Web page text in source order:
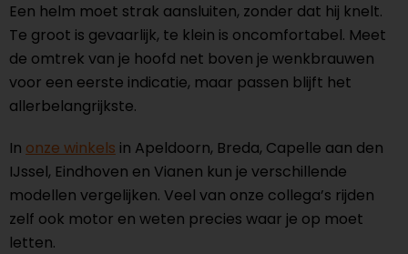
Een helm moet strak aansluiten, zonder dat hij knelt.
Te groot is gevaarlijk, te klein is oncomfortabel. Meet
de omtrek van je hoofd net boven je wenkbrauwen
voor een eerste indicatie, maar passen blijft het
allerbelangrijkste.
In onze winkels in Apeldoorn, Breda, Capelle aan den
IJssel, Eindhoven en Vianen kun je verschillende
modellen vergelijken. Veel van onze collega’s rijden
zelf ook motor en weten precies waar je op moet
letten.